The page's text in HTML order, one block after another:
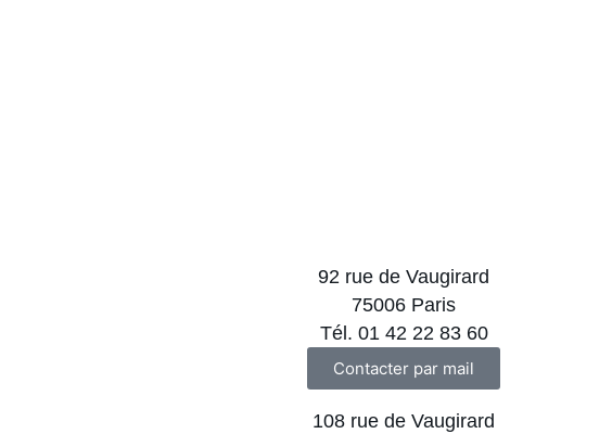
92 rue de Vaugirard
75006 Paris
Tél. 01 42 22 83 60
Contacter par mail
108 rue de Vaugirard